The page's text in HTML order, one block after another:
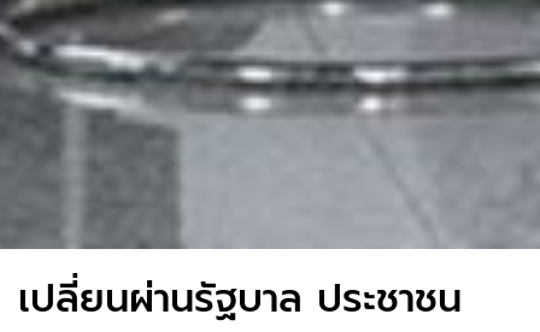
เปลี่ยนผ่านรัฐบาล ประชาชน